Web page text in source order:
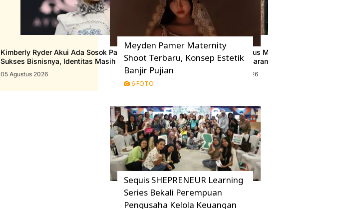
Kimberly Ryder Akui Ada Sosok Pasangan di Balik
Sukses Bisnisnya, Identitas Masih Misteri
05 Agustus 2026
Mediasi Kasus Mantan ART, Erin Tolak
Penahanan Barang
05 Agustus 2026
Meyden Pamer Maternity
Shoot Terbaru, Konsep Estetik
Banjir Pujian
6 FOTO
Sequis SHEPRENEUR Learning
Series Bekali Perempuan
Pengusaha Kelola Keuangan